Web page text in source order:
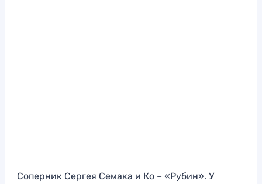
Соперник Сергея Семака и Ко – «Рубин». У